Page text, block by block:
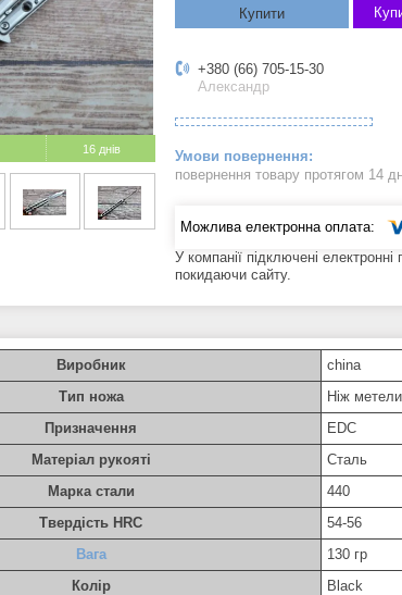
16 днів
Купити
+380 (66) 705-15-30
Александр
повернення товару протягом 14
У компанії підключені
покидаючи сайту.
Виробник
china
Тип ножа
Ніж
Призначення
EDC
Матеріал рукояті
Сталь
Марка стали
440
Твердість HRC
54-56
Вага
130 гр
Колір
Black